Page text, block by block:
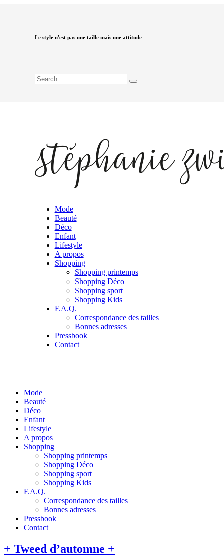
Le style n'est pas une taille mais une attitude
Mode
Beauté
Déco
Enfant
Lifestyle
A propos
Shopping
Shopping printemps
Shopping Déco
Shopping sport
Shopping Kids
F.A.Q.
Correspondance des tailles
Bonnes adresses
Pressbook
Contact
Mode
Beauté
Déco
Enfant
Lifestyle
A propos
Shopping
Shopping printemps
Shopping Déco
Shopping sport
Shopping Kids
F.A.Q.
Correspondance des tailles
Bonnes adresses
Pressbook
Contact
+ Tweed d’automne +